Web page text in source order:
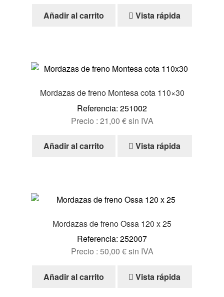
Añadir al carrito Vista rápida
Mordazas de freno Montesa cota 110×30
Referencia: 251002
Precio : 21,00 €sin IVA
Añadir al carrito Vista rápida
Mordazas de freno Ossa 120 x 25
Referencia: 252007
Precio : 50,00 €sin IVA
Añadir al carrito Vista rápida